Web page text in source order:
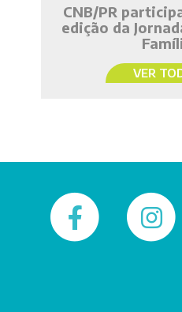
CNB/PR
edição da
VER